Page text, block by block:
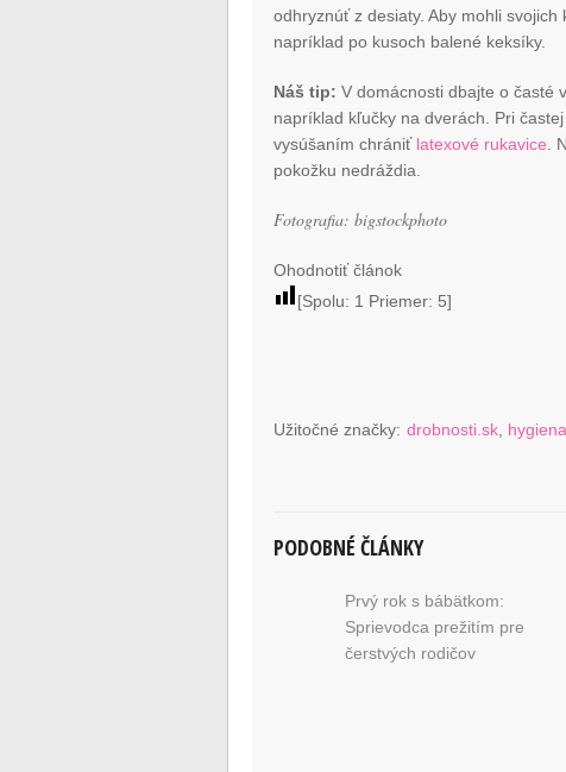
odhryznúť z desiaty. Aby mohli
napríklad po kusoch balené keksíky.
Náš tip: V domácnosti dbajte o časté
napríklad kľučky na dverách. Pri
vysúšaním chrániť latexové rukavice .
pokožku nedráždia.
Fotografia: bigstockphoto
Ohodnotiť článok
[Spolu: 1 Priemer: 5]
Užitočné značky: drobnosti.sk hygiena
PODOBNÉ ČLÁNKY
Prvý rok s bábätkom:
Sprievodca prežitím pre
čerstvých rodičov